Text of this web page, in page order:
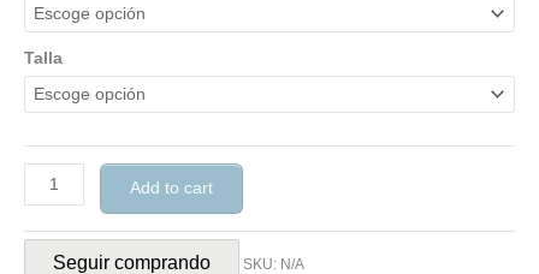
Talla
Add to cart
Seguir comprando SKU: N/A